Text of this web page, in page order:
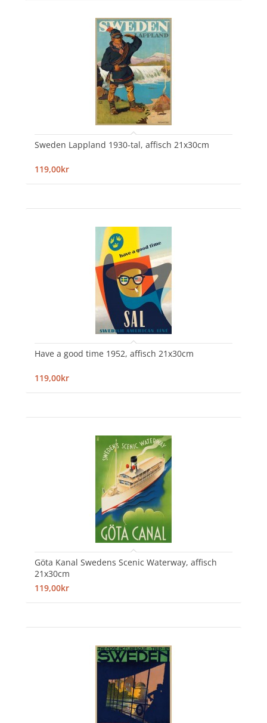
Sweden Lappland 1930-tal, affisch 21x30cm
119,00kr
Have a good time 1952, affisch 21x30cm
119,00kr
Göta Kanal Swedens Scenic Waterway, affisch
21x30cm
119,00kr